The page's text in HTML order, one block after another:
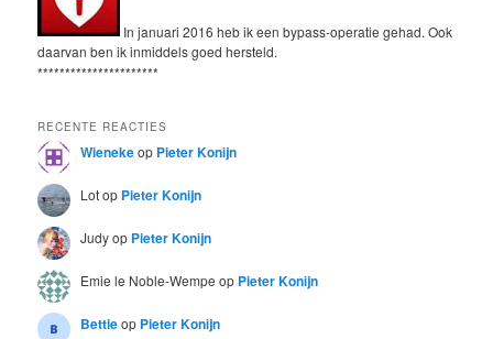
In januari 2016 heb ik een bypass-operatie gehad. Ook
daarvan ben ik inmiddels goed hersteld.
**********************
RECENTE REACTIES
Wienekeop Pieter Konijn
Lotop Pieter Konijn
Judyop Pieter Konijn
Emie le Noble-Wempe op Pieter Konijn
Bettieop Pieter Konijn